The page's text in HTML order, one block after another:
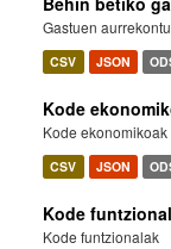
Gastuen
CSV JSON
Kode
Kode ekonomikoak
CSV JSON
Kode
Kode funtzionalak